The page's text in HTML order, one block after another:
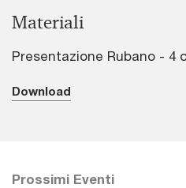
Materiali
Presentazione Rubano - 4
Download
Prossimi Eventi